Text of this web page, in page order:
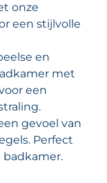
onze
een stijlvolle
en
met
een
gevoel van
Perfect
badkamer.